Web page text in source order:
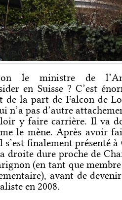
on le ministre de
en Suisse ? C’est
de la part de Falcon de
n’a pas d’autre
y faire carrière. Il va
le mène. Après avoir
s’est finalement présenté
droite dure proche de
(en tant que
avant de
en 2008.